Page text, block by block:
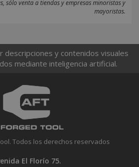
sólo venta a tiendas y empresas minoristas y
mayoristas.
descripciones y contenidos visuales
mediante inteligencia artificial.
Todos los derechos reservados
El Florío 75.